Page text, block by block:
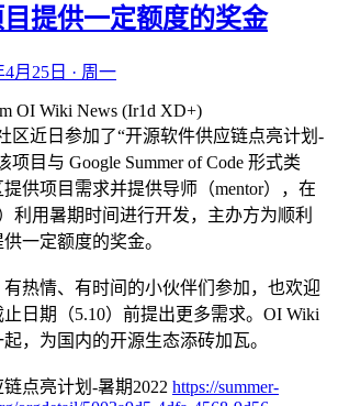
提供一定额度的奖金
4月25日 · 周一
OI Wiki News (Ir1d XD+)
区近日参加了“开源软件供应链点亮计划-
项目与 Google Summer of Code 形式类
供项目需求并提供导师（mentor），在
利用暑期时间进行开发，主办方为顺利
一定额度的奖金。
热情、有时间的小伙伴们参加，也欢迎
日期（5.10）前提出更多需求。OI Wiki
，为国内的开源生态添砖加瓦。
点亮计划-暑期2022 https://summer-